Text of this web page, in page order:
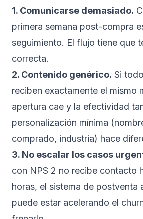
1. Comunicarse demasiado.
primera semana post-compra
seguimiento. El flujo tiene que
correcta.
2. Contenido genérico. Si
reciben exactamente el mismo
apertura cae y la efectividad
personalización mínima
comprado, industria) hace
3. No escalar los casos
con NPS 2 no recibe contacto
horas, el sistema de postventa
puede estar acelerando el